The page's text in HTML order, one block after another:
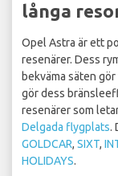
långa
Opel Astra är ett
resenärer. Dess
bekväma säten
gör dess
resenärer som
Delgada flygplats.
GOLDCAR, SIXT,
HOLIDAYS.